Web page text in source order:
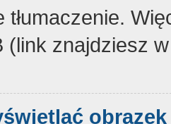
tłumaczenie.
(link znajdziesz